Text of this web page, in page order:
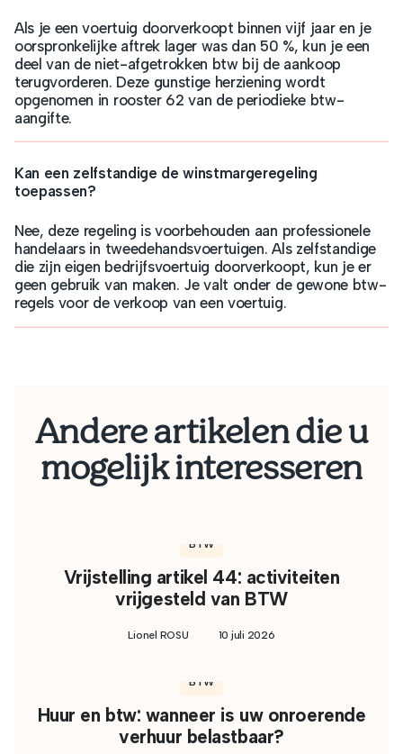
Als je een voertuig doorverkoopt binnen vijf jaar en je
oorspronkelijke aftrek lager was dan 50 %, kun je een
deel van de niet-afgetrokken btw bij de aankoop
terugvorderen. Deze gunstige herziening wordt
opgenomen in rooster 62 van de periodieke btw-
aangifte.
Kan een zelfstandige de winstmargeregeling
toepassen?
Nee, deze regeling is voorbehouden aan professionele
handelaars in tweedehandsvoertuigen. Als zelfstandige
die zijn eigen bedrijfsvoertuig doorverkoopt, kun je er
geen gebruik van maken. Je valt onder de gewone btw-
regels voor de verkoop van een voertuig.
Andere artikelen die u
mogelijk interesseren
BTW
Vrijstelling artikel 44: activiteiten
vrijgesteld van BTW
Lionel ROSU 10 juli 2026
BTW
Huur en btw: wanneer is uw onroerende
verhuur belastbaar?